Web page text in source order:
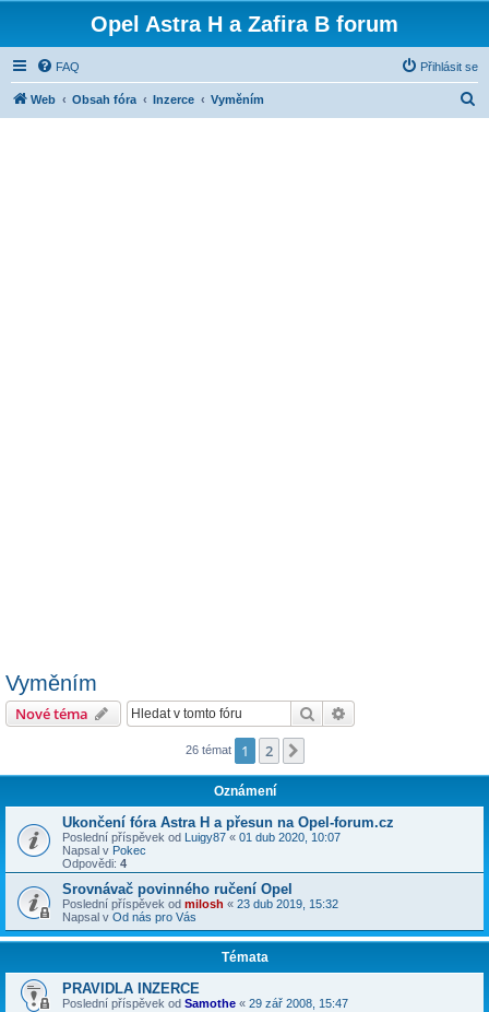
Opel Astra H a Zafira B forum
FAQ Přihlásit se
Web Obsah fóra Inzerce Vyměním
Vyměním
Nové téma Hledat
26 témat 1 2
Oznámení
Ukončení fóra Astra H a přesun na Opel-forum.cz
Poslední příspěvek od Luigy87 « 01 dub 2020, 10:07
Napsal v Pokec
Odpovědi: 4
Srovnávač povinného ručení Opel
Poslední příspěvek od milosh « 23 dub 2019, 15:32
Napsal v Od nás pro Vás
Témata
PRAVIDLA INZERCE
Poslední příspěvek od Samothe « 29 zář 2008, 15:47